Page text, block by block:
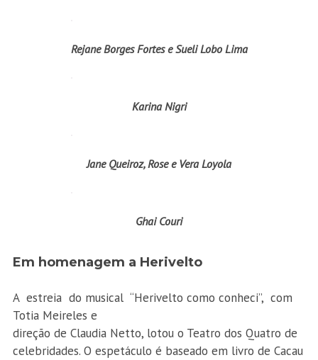
Rejane Borges Fortes e Sueli Lobo Lima
Karina Nigri
Jane Queiroz, Rose e Vera Loyola
Ghai Couri
Em homenagem a Herivelto
A estreia do musical “Herivelto como conheci”, com
Totia Meireles e
direção de Claudia Netto, lotou o Teatro dos Quatro de
celebridades. O espetáculo é baseado em livro de Cacau